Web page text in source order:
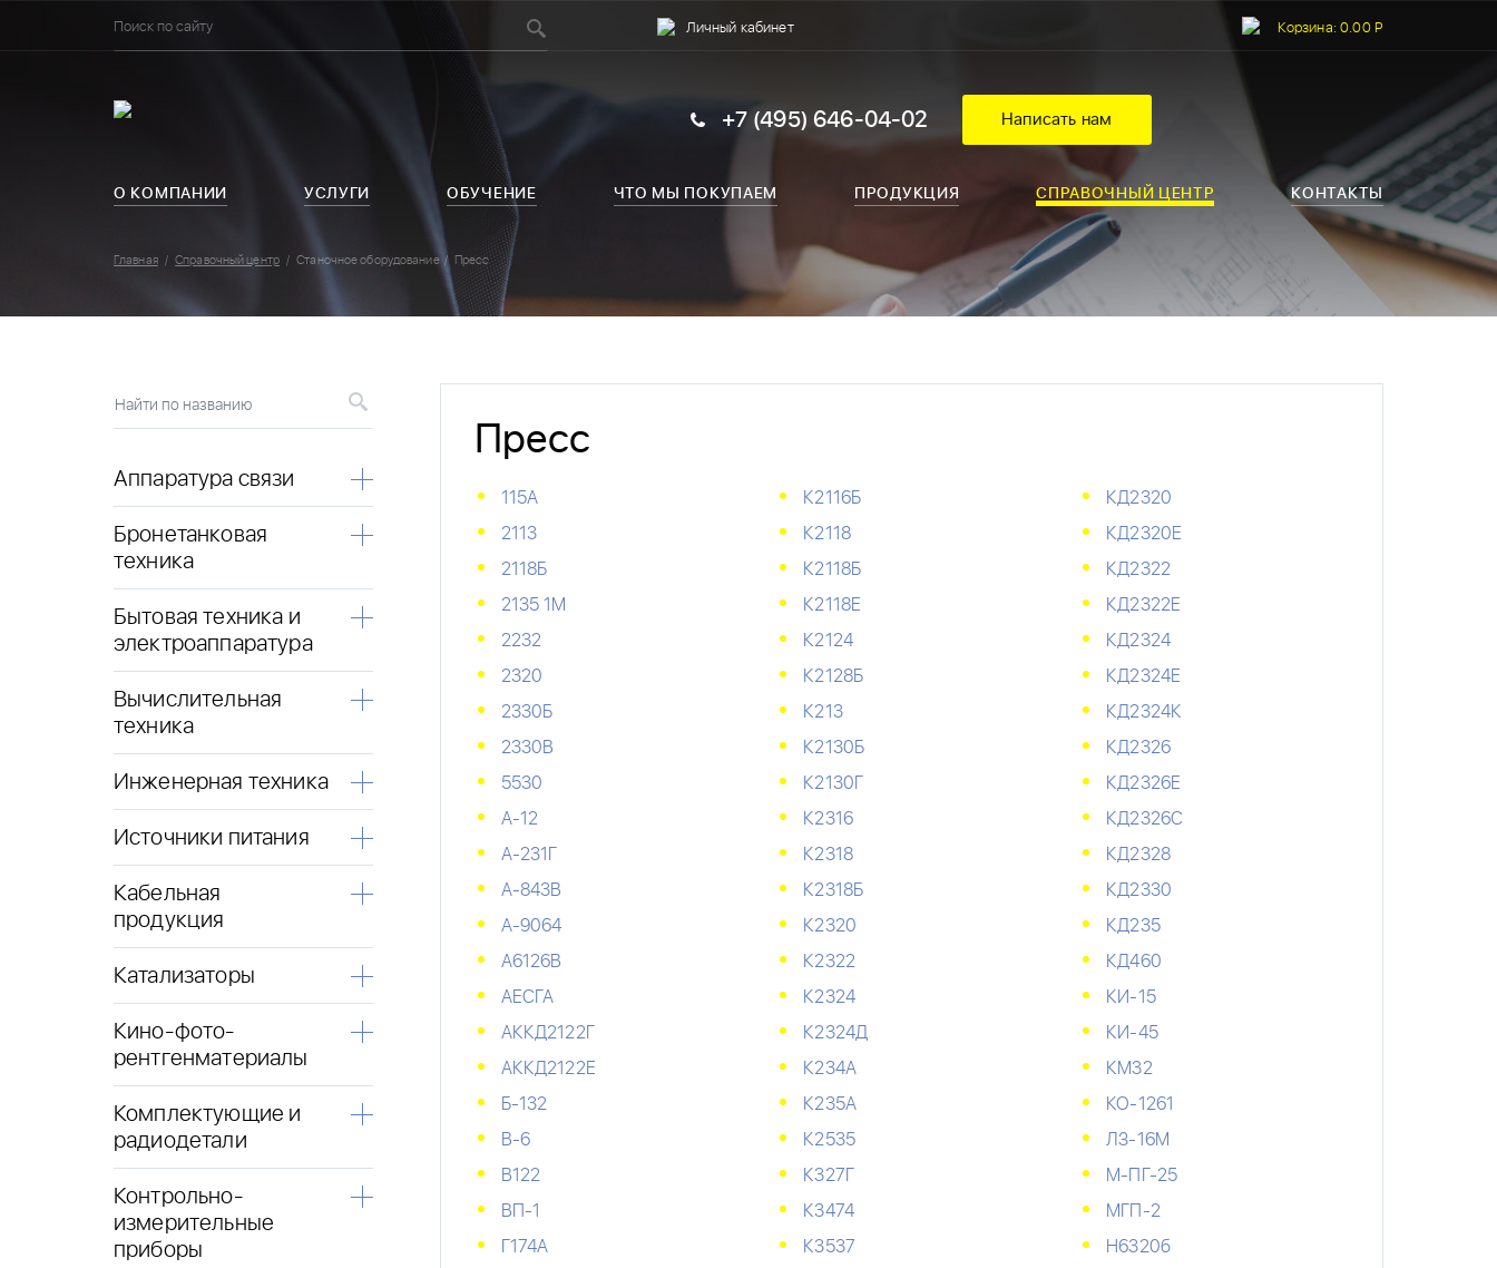
Личный кабинет Корзина: 0.00 Р
+7 (495) 646-04-02 Написать нам
О КОМПАНИИ УСЛУГИ ОБУЧЕНИЕ ЧТО МЫ ПОКУПАЕМ ПРОДУКЦИЯ СПРАВОЧНЫЙ ЦЕНТР КОНТАКТЫ
Главная Справочный центр Станочное оборудование Пресс
Найти по названию
Аппаратура связи
Бронетанковая
техника
Бытовая техника и
электроаппаратура
Вычислительная
техника
Инженерная техника
Источники питания
Кабельная
продукция
Катализаторы
Кино-фото-
рентгенматериалы
Комплектующие и
радиодетали
Контрольно-
измерительные
приборы
Пресс
115А
2113
2118Б
2135 1М
2232
2320
2330Б
2330В
5530
А-12
А-231Г
А-843В
А-9064
А6126В
АЕСГА
АККД2122Г
АККД2122Е
Б-132
В-6
В122
ВП-1
Г174А
К2116Б
К2118
К2118Б
К2118Е
К2124
К2128Б
К213
К2130Б
К2130Г
К2316
К2318
К2318Б
К2320
К2322
К2324
К2324Д
К234А
К235А
К2535
К327Г
К3474
К3537
КД2320
КД2320Е
КД2322
КД2322Е
КД2324
КД2324Е
КД2324К
КД2326
КД2326Е
КД2326С
КД2328
КД2330
КД235
КД460
КИ-15
КИ-45
КМ32
КО-1261
ЛЗ-16М
М-ПГ-25
МГП-2
Н6320б